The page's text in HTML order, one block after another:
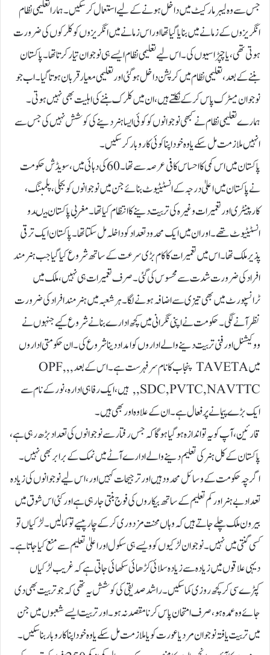
جس سے وہ لیبر مارکیٹ میں داخل ہونے کے لیے استعمال کر سکیں۔ ہمارا تعلیمی نظام
انگریزوں کے زمانے میں بنایا گیا تھا اور اس زمانے میں انگریزوں کو کلرکوں کی ضرورت
ہوتی تھی، یا چپڑاسیوں کی۔ اس لیے تعلیمی نظام ایسے ہی نو جوان تیار کرتا تھا۔ پاکستان
بننے کے بعد ، تعلیمی نظام میں کرپشن داخل ہو گئی اور تعلیمی معیار قربان ہوتا گیا۔اب جو
نوجوان میٹرک پاس کر کے نکلتے ہیں، ان میں کلرک بننے کی اہلیت بھی نہیں ہوتی۔
ہمارے تعلیمی نظام نے کبھی نوجوانوں کو کوئی ایسا ہنر دینے کی کوشش نہیں کی جس سے
انہیں ملازمت مل سکے یا وہ خود اپنا کوئی کاروبار کر سکیں۔
پاکستان میں اس کمی کا احساس کافی عرصہ سے تھا۔ 60کی دہائی میں، سویڈش حکومت
نے پاکستان میں اعلیٰ درجہ کے انسٹیٹیوٹ بنائے جن میں نو جوانوں کو بجلی، پلمبنگ،
کارپینٹری اور تعمیرات وغیرہ کی تربیت دینے کا انتظام کیا تھا۔ مغربی پاکستان میںدو
انسٹیٹیوٹ تھے۔اور ان میں ایک محدود تعداد کو داخلہ مل سکتا تھا۔ پاکستان ایک ترقی
پذیر ملک تھا۔ اس میں تعمیرات کا کام بڑی سرعت کے ساتھ شروع کیا گیا جب ہنر مند
افراد کی ضرورت شدت سے محسوس کی گئی۔ صرف تعمیرات ہی نہیں، ملک میں
ٹرانسپورٹ میں بھی تیزی سے اضافہ ہونے لگا۔ ہر شعبہ میں ہنر مند افراد کی ضرورت
نظر آنے لگی۔ حکومت نے اپنی نگرانی میں کچھ ادارے بنانے شروع کیے جنہوں نے
ووکیشنل اورفنی تربیت دینے والے اداروں کو امداد دینا شروع کی۔ ان حکومتی اداروں
میں TAVETA پنجاب کا نام سر فہرست ہے۔اس کے بعد , ,OPF,
,SDC,PVTC,NAVTTC, ہیں، ایک رفاہی ادارہ ، نور کے نام سے
ایک بڑے پیمانے پر فعال ہے۔ان کے علاوہ اور بھی ہیں۔
قارئین، آپ کو یہ تو اندازہ ہو گیا ہو گا کہ جس رفتار سے نو جوانوں کی تعداد بڑھ رہی ہے،
پاکستان کے کل ہنر کی تعلیم دینے والے ادارے آٹے میں نمک کے برابر بھی نہیں۔
اگرچہ حکومت کے وسائل محدود ہیں اور ترجیحات کہیں اور، اس لیے نوجوانوں کی زیادہ
تعدادبے ہنر اور کم تعلیم کے ساتھ بیکاروں کی فوج بنتی جا رہی ہے اور کئی اس شوق میں
بیرون ملک چلے جاتے ہیں کہ وہاں محنت مزدوری کر کے چار پیسے تو کما لیں۔ لڑکیاں تو
کسی گنتی میں نہیں۔ نوجوان لڑکیوں کو ویسے ہی سکول اور اعلیٰ تعلیم سے منع کیا جاتا ہے۔
دیہی علاقوں میں زیادہ سے زیادہ سلائی کڑھائی سکھائی جاتی ہے کہ غریب لڑکیاں
کپڑے سی کر کچھ روزی کما سکیں۔راشد صدیقی کی کوشش یہ تھی کہ جو تربیت بھی دی
جائے وہ عمدہ ہو، صرف امتحان پاس کرنا مقصد نہ ہو۔اور تربیت ایسے شعبوں میں جن
میں تربیت یافتہ نوجوان مرد یا عورت کو یا ملازمت مل سکے یا وہ خود اپنا کاروبا ر بنا سکیں۔